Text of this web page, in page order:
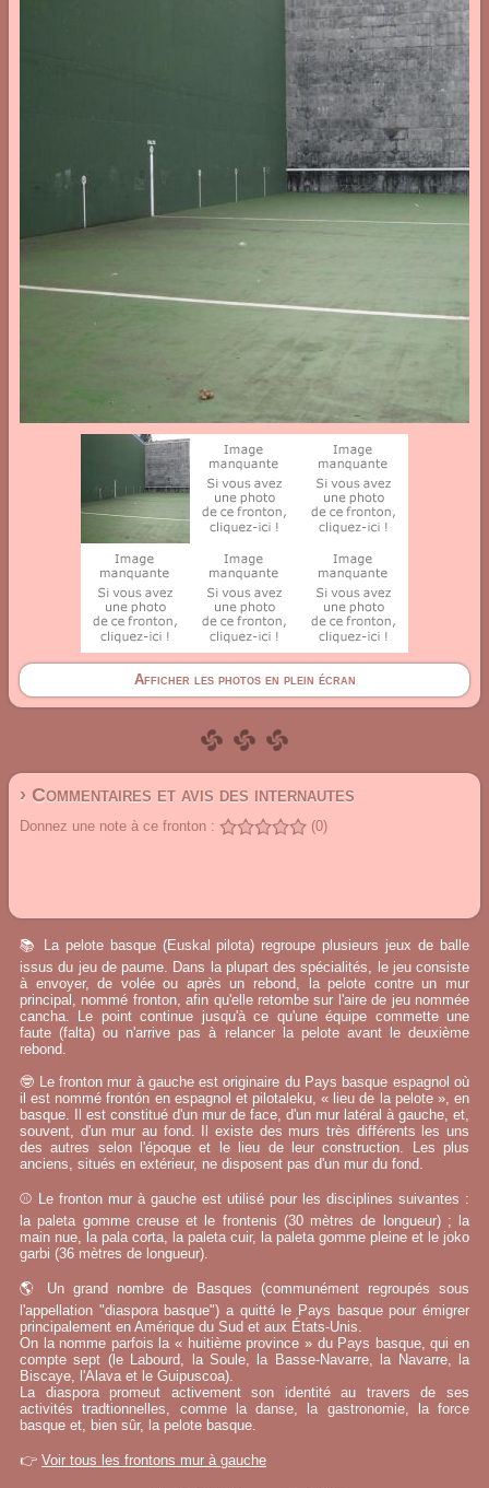
Afficher les photos en plein écran
› Commentaires et avis des internautes
Donnez une note à ce fronton : (0)
📚 La pelote basque (Euskal pilota) regroupe plusieurs jeux de balle
issus du jeu de paume. Dans la plupart des spécialités, le jeu consiste
à envoyer, de volée ou après un rebond, la pelote contre un mur
principal, nommé fronton, afin qu'elle retombe sur l'aire de jeu nommée
cancha. Le point continue jusqu'à ce qu'une équipe commette une
faute (falta) ou n'arrive pas à relancer la pelote avant le deuxième
rebond.
🤓 Le fronton mur à gauche est originaire du Pays basque espagnol où
il est nommé frontón en espagnol et pilotaleku, « lieu de la pelote », en
basque. Il est constitué d'un mur de face, d'un mur latéral à gauche, et,
souvent, d'un mur au fond. Il existe des murs très différents les uns
des autres selon l'époque et le lieu de leur construction. Les plus
anciens, situés en extérieur, ne disposent pas d'un mur du fond.
⚾ Le fronton mur à gauche est utilisé pour les disciplines suivantes :
la paleta gomme creuse et le frontenis (30 mètres de longueur) ; la
main nue, la pala corta, la paleta cuir, la paleta gomme pleine et le joko
garbi (36 mètres de longueur).
🌎 Un grand nombre de Basques (communément regroupés sous
l'appellation "diaspora basque") a quitté le Pays basque pour émigrer
principalement en Amérique du Sud et aux États-Unis.
On la nomme parfois la « huitième province » du Pays basque, qui en
compte sept (le Labourd, la Soule, la Basse-Navarre, la Navarre, la
Biscaye, l'Alava et le Guipuscoa).
La diaspora promeut activement son identité au travers de ses
activités tradtionnelles, comme la danse, la gastronomie, la force
basque et, bien sûr, la pelote basque.
👉 Voir tous les frontons mur à gauche